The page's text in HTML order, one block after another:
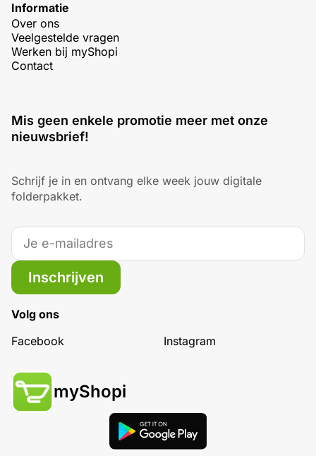
Informatie
Over ons
Veelgestelde vragen
Werken bij myShopi
Contact
Mis geen enkele promotie meer met onze
nieuwsbrief!
Schrijf je in en ontvang elke week jouw digitale
folderpakket.
Inschrijven
Volg ons
Facebook
Instagram
myShopi